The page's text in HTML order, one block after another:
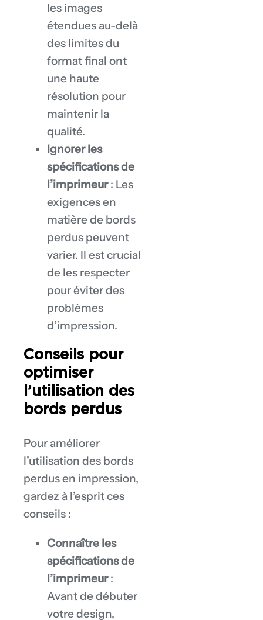
les images
étendues au-delà
des limites du
format final ont
une haute
résolution pour
maintenir la
qualité.
Ignorer les
spécifications de
l’imprimeur: Les
exigences en
matière de bords
perdus peuvent
varier. Il est crucial
de les respecter
pour éviter des
problèmes
d’impression.
Conseils pour
optimiser
l’utilisation des
bords perdus
Pour améliorer
l’utilisation des bords
perdus en impression,
gardez à l’esprit ces
conseils :
Connaître les
spécifications de
l’imprimeur:
Avant de débuter
votre design,